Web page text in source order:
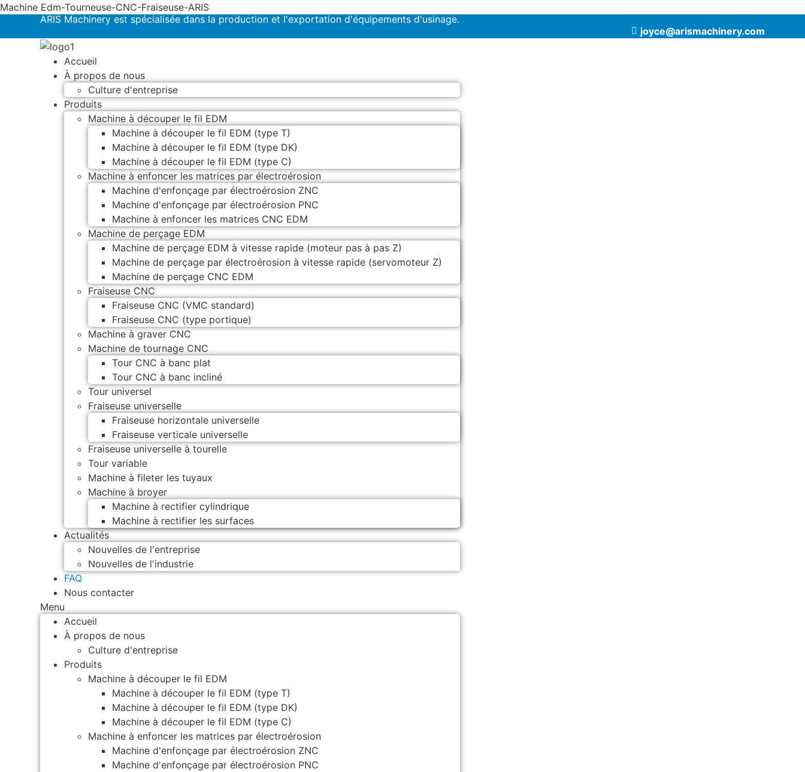
Machine Edm-Tourneuse-CNC-Fraiseuse-ARIS
ARIS Machinery est spécialisée dans la production et l'exportation d'équipements d'usinage.
joyce@arismachinery.com
Accueil
À propos de nous
Culture d'entreprise
Produits
Machine à découper le fil EDM
Machine à découper le fil EDM (type T)
Machine à découper le fil EDM (type DK)
Machine à découper le fil EDM (type C)
Machine à enfoncer les matrices par électroérosion
Machine d'enfonçage par électroérosion ZNC
Machine d'enfonçage par électroérosion PNC
Machine à enfoncer les matrices CNC EDM
Machine de perçage EDM
Machine de perçage EDM à vitesse rapide (moteur pas à pas Z)
Machine de perçage par électroérosion à vitesse rapide (servomoteur Z)
Machine de perçage CNC EDM
Fraiseuse CNC
Fraiseuse CNC (VMC standard)
Fraiseuse CNC (type portique)
Machine à graver CNC
Machine de tournage CNC
Tour CNC à banc plat
Tour CNC à banc incliné
Tour universel
Fraiseuse universelle
Fraiseuse horizontale universelle
Fraiseuse verticale universelle
Fraiseuse universelle à tourelle
Tour variable
Machine à fileter les tuyaux
Machine à broyer
Machine à rectifier cylindrique
Machine à rectifier les surfaces
Actualités
Nouvelles de l'entreprise
Nouvelles de l'industrie
FAQ
Nous contacter
Menu
Accueil
À propos de nous
Culture d'entreprise
Produits
Machine à découper le fil EDM
Machine à découper le fil EDM (type T)
Machine à découper le fil EDM (type DK)
Machine à découper le fil EDM (type C)
Machine à enfoncer les matrices par électroérosion
Machine d'enfonçage par électroérosion ZNC
Machine d'enfonçage par électroérosion PNC